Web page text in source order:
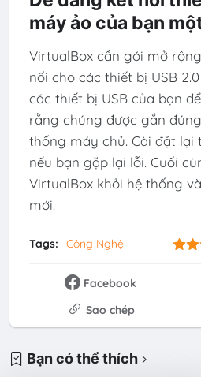
máy ảo của bạn
VirtualBox cần gói mở
nối cho các thiết bị USB
các thiết bị USB của bạn
rằng chúng được gắn
thống máy chủ. Cài đặt lại
nếu bạn gặp lại lỗi. Cuối
VirtualBox khỏi hệ thống
mới.
Tags: Công Nghệ
Facebook
Sao chép
Bạn có thể thích